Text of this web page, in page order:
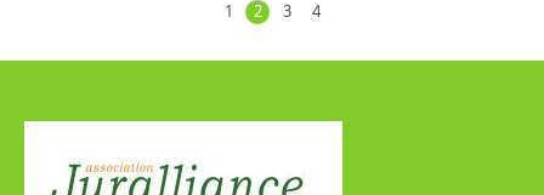
1 2 3 4